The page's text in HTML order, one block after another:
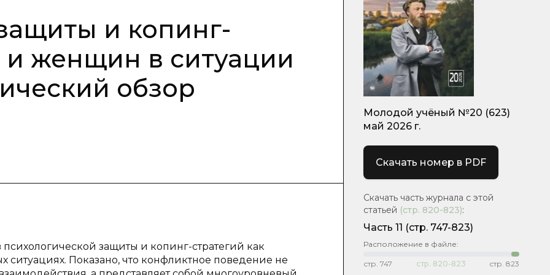
и копинг-
женщин в ситуации
обзор
защиты и копинг-стратегий как
Показано, что конфликтное поведение не
Молодой учёный №20 (623)
май 2026 г.
Скачать номер в PDF
Скачать часть журнала с этой
статьей (стр. 820-823):
Часть 11 (стр. 747-823)
Расположение в файле:
стр. 747 стр. 820-823 стр. 823